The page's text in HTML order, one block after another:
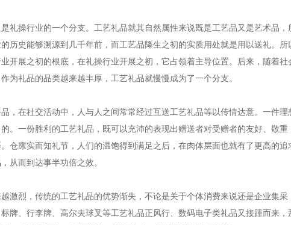
礼操行业的一个分支。工艺礼品就其自然属性来说既是工艺品又是艺术品，
历史能够溯源到几千年前，而工艺品降生之初的实质用处就是用以送礼。所
开展之初的根底，在礼操行业开展之初，它占领着主导位置。后来，随着社
为礼品的品类越来越丰厚，工艺礼品就慢慢成为了一个分支。
，在社交活动中，人与人之间常常经过互送工艺礼品等以传情达意。一件理
。一份胜利的工艺礼品，既可以充沛的表现出赠送者对受赠者的友好、敬重
仓廪实而知礼节，人们的温饱得到满足之后，在肉体层面也就有了更高的追
从而到达事半功倍之效。
激烈，传统的工艺礼品的优势渐失，不论是关于个体消费来说还是企业集采
牌、行李牌、高尔夫球叉等工艺礼品正风行、数码电子类礼品又接踵而来，